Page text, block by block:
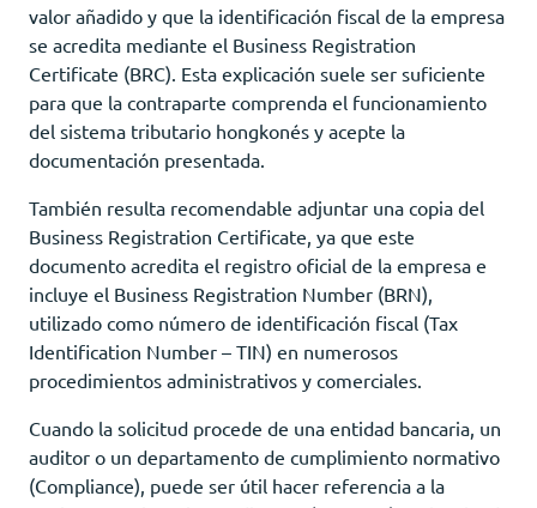
valor añadido y que la identificación fiscal de la empresa
se acredita mediante el Business Registration
Certificate (BRC). Esta explicación suele ser suficiente
para que la contraparte comprenda el funcionamiento
del sistema tributario hongkonés y acepte la
documentación presentada.
También resulta recomendable adjuntar una copia del
Business Registration Certificate, ya que este
documento acredita el registro oficial de la empresa e
incluye el Business Registration Number (BRN),
utilizado como número de identificación fiscal (Tax
Identification Number – TIN) en numerosos
procedimientos administrativos y comerciales.
Cuando la solicitud procede de una entidad bancaria, un
auditor o un departamento de cumplimiento normativo
(Compliance), puede ser útil hacer referencia a la